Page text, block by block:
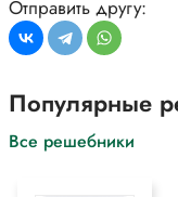
Отправить другу:
Популярные
Все решебники